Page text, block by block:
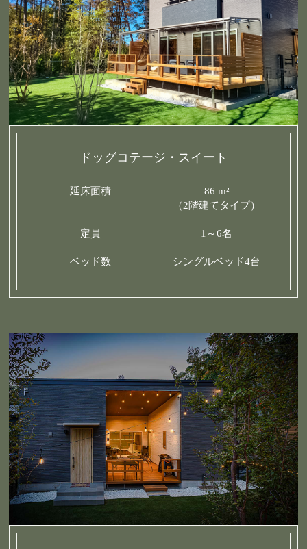
ドッグコテージ・スイート
延床面積
86 m²
（2階建てタイプ）
定員 1～6名
ベッド数 シングルベッド4台